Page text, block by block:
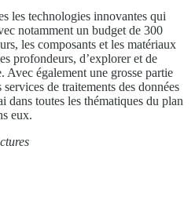
les technologies innovantes qui
notamment un budget de 300
les composants et les matériaux
profondeurs, d’explorer et de
Avec également une grosse partie
de traitements des données
dans toutes les thématiques du plan
eux.